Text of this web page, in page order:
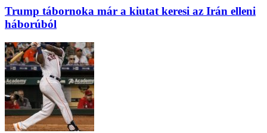
Trump tábornoka már a kiutat keresi az Irán elleni
háborúból